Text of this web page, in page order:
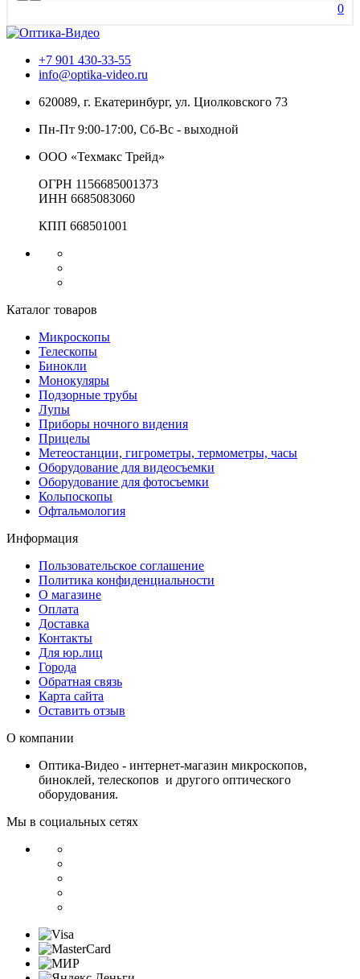
0
+7 901 430-33-55
info@optika-video.ru
620089, г. Екатеринбург, ул. Циолковского 73
Пн-Пт 9:00-17:00, Сб-Вс - выходной
ООО «Техмакс Трейд»
ОГРН 1156685001373
ИНН 6685083060
КПП 668501001
Каталог товаров
Микроскопы
Телескопы
Бинокли
Монокуляры
Подзорные трубы
Лупы
Приборы ночного видения
Прицелы
Метеостанции, гигрометры, термометры, часы
Оборудование для видеосъемки
Оборудование для фотосъемки
Кольпоскопы
Офтальмология
Информация
Пользовательское соглашение
Политика конфиденциальности
О магазине
Оплата
Доставка
Контакты
Для юр.лиц
Города
Обратная связь
Карта сайта
Оставить отзыв
О компании
Оптика-Видео - интернет-магазин микроскопов,
биноклей, телескопов и другого оптического
оборудования.
Мы в социальных сетях